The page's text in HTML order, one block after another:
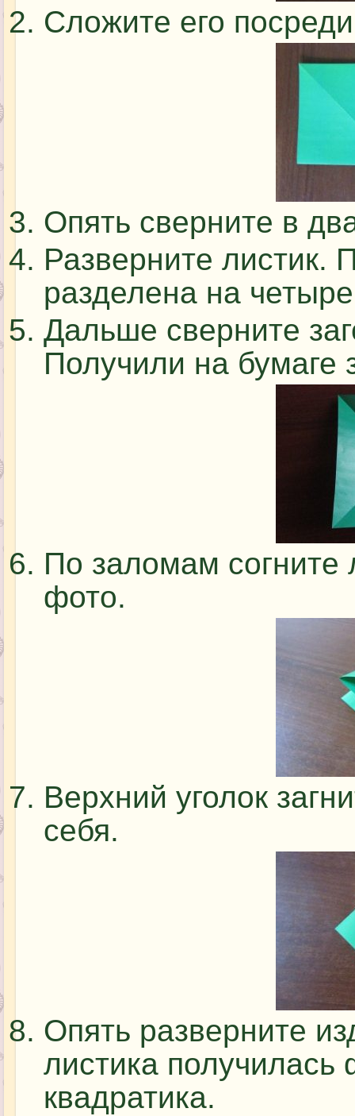
Сложите его
Опять сверните в
Разверните листик.
разделена на
Дальше сверните
Получили на бумаге
По заломам согните
фото.
Верхний уголок
себя.
Опять разверните
листика получилась
квадратика.